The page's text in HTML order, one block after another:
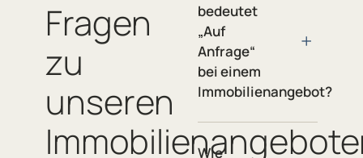
Fragen
zu
unseren
bedeutet
„Auf
Anfrage“
bei einem
Immobilienangebot?
+
Wie